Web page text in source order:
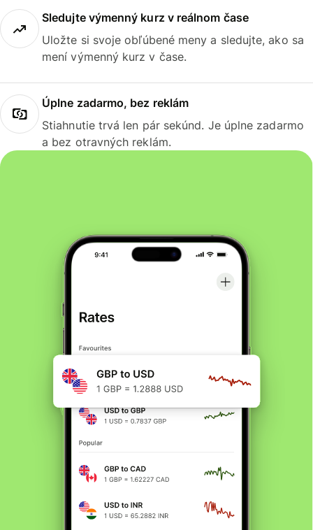
Sledujte výmenný kurz v reálnom čase
Uložte si svoje obľúbené meny a sledujte, ako sa
mení výmenný kurz v čase.
Úplne zadarmo, bez reklám
Stiahnutie trvá len pár sekúnd. Je úplne zadarmo
a bez otravných reklám.